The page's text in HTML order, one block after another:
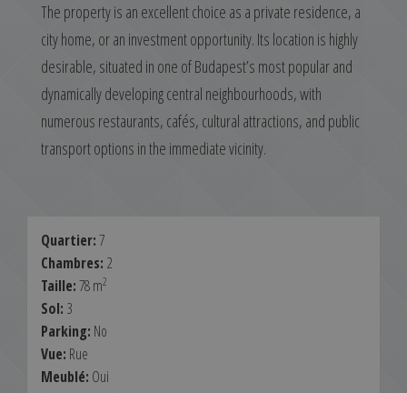
The property is an excellent choice as a private residence, a
city home, or an investment opportunity. Its location is highly
desirable, situated in one of Budapest’s most popular and
dynamically developing central neighbourhoods, with
numerous restaurants, cafés, cultural attractions, and public
transport options in the immediate vicinity.
Quartier:7
Chambres: 2
Taille:78 m2
Sol: 3
Parking: No
Vue: Rue
Meublé: Oui